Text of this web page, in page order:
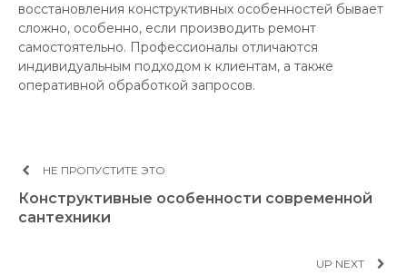
восстановления конструктивных особенностей бывает
сложно, особенно, если производить ремонт
самостоятельно. Профессионалы отличаются
индивидуальным подходом к клиентам, а также
оперативной обработкой запросов.
НЕ ПРОПУСТИТЕ ЭТО
Конструктивные особенности современной
сантехники
UP NEXT